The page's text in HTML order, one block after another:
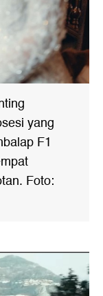
yang
F1
Foto: